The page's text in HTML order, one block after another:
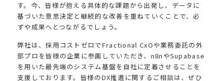
す。今、皆様が抱える具体的な課題から出発し、データに
基づいた意思決定と継続的な改善を重ねていくことで、必
ずや成果へとつながるでしょう。
弊社は、採用コストゼロでFractional CxOや業務委託の外
部プロを皆様の企業に参画していただき、n8nやSupabase
を用いた最先端のシステム基盤を自社に定着させることを
支援しております。皆様のDX推進に関するご相談は、ぜひ